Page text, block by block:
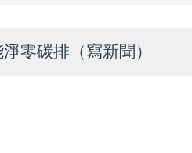
零碳排（寫新聞）